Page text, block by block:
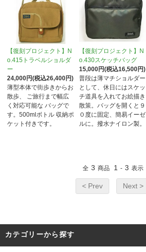
【復刻プロジェクト】N
o.415トラベルショルダ
ー
24,000円(税込26,400円)
薄型本体で街歩きからお
散歩、 ご旅行まで幅広
く対応可能な バッグで
す。500mlボトル 収納ポ
ケット付きです。
【復刻プロジェクト】N
o.430スケッチバッグ
15,000円(税込16,500円)
普段は薄マチショルダー
として、休日にはスケッ
チ道具を入れてお絵描き
散策。バッグを開くと９
０度に固定、簡易イーゼ
ルに。撥水ナイロン製。
全 3 商品 1 - 3 表示
< Prev Next >
カテゴリーから探す